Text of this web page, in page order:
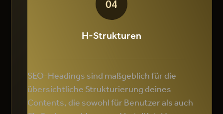
04
H-Strukturen
SEO-Headings sind maßgeblich für die
übersichtliche Strukturierung deines
Contents, die sowohl für Benutzer als auch